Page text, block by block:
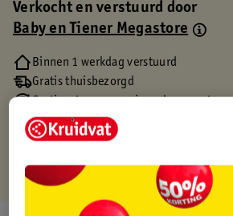
Verkocht en verstuurd door
Baby en Tiener Megastore
Binnen 1 werkdag verstuurd
Gratis thuisbezorgd
Gratis retourneren via verkooppartner.
Gratis punten met je Kruidvat kaart